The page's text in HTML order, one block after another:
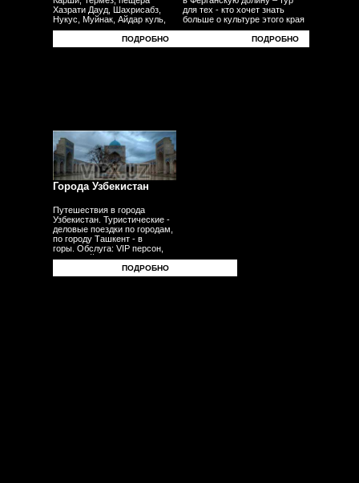
Хазрати Дауд, Шахрисабз,
Нукус, Муйнак, Айдар куль,
Юрта, Фергана, Андижан,
Наманган, Коканд - другие
города.
ПОДРОБНО
для тех - кто хочет знать
больше о культуре этого края
- плодородных равнин
- узбекского традиционного ремесела.
ПОДРОБНО
Города Узбекистан
Путешествия в города
Узбекистан. Туристические -
деловые поездки по городам,
по городу Ташкент - в
горы. Обслуга: VIP персон,
делегаций, бизнесменов,
туристов, гостей,
корпоративных клиентов
ПОДРОБНО